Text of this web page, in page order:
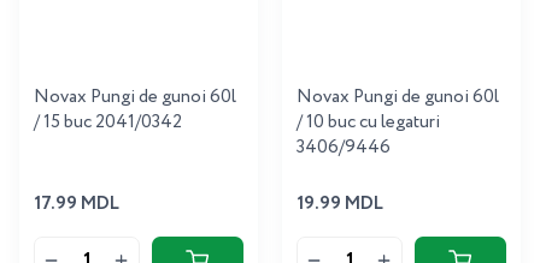
Novax Pungi de gunoi 60l
/ 15 buc 2041/0342
17.99 MDL
Novax Pungi de gunoi 60l
/ 10 buc cu legaturi
3406/9446
19.99 MDL